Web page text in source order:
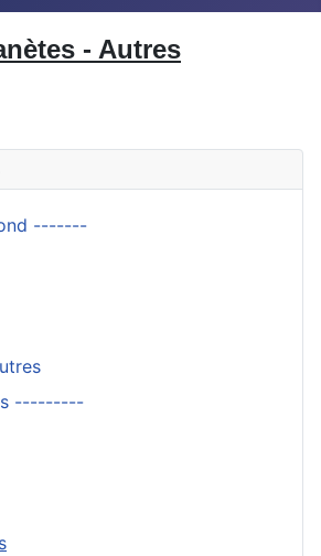
- Autres
-------
---------